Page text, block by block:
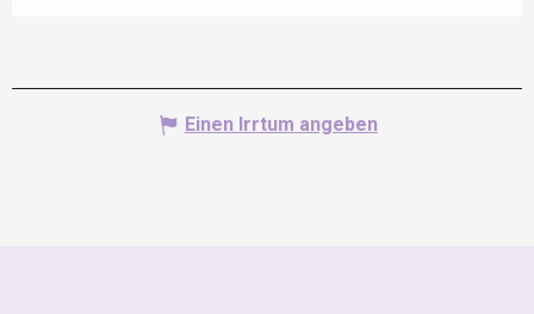
Einen Irrtum angeben